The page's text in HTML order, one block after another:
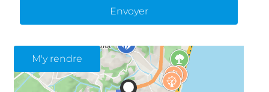
Envoyer
M'y rendre